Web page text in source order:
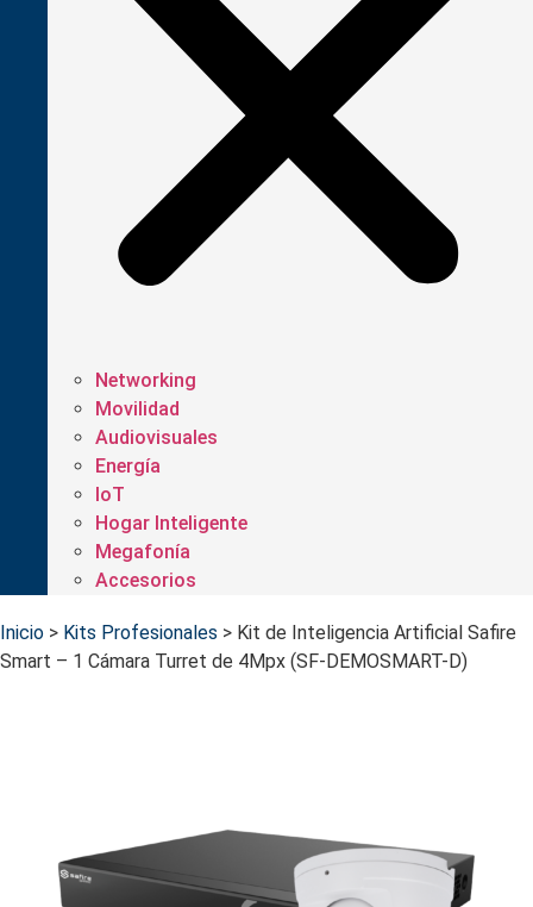
Networking
Movilidad
Audiovisuales
Energía
IoT
Hogar Inteligente
Megafonía
Accesorios
Inicio > Kits Profesionales > Kit de Inteligencia Artificial Safire
Smart – 1 Cámara Turret de 4Mpx (SF-DEMOSMART-D)